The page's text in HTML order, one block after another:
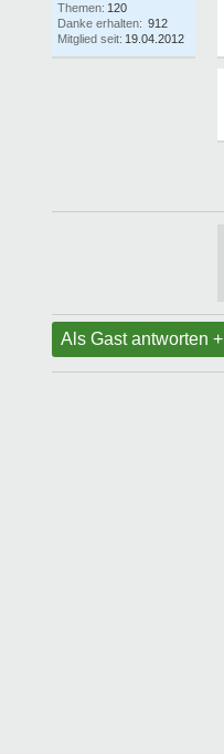
Themen: 120
Danke erhalten: 912
Mitglied seit: 19.04.2012
Als Gast antworten +